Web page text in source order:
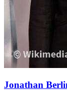
Jonathan